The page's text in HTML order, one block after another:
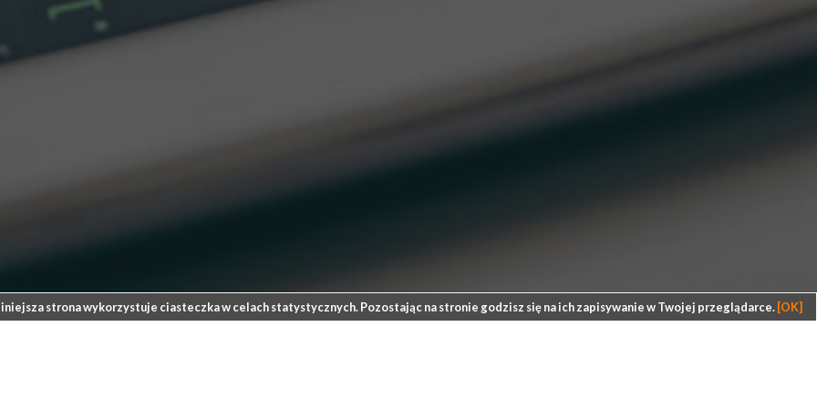
strona wykorzystuje ciasteczka w celach statystycznych. Pozostając na stronie godzisz się na ich zapisywanie w Twojej przeglądarce. [OK]